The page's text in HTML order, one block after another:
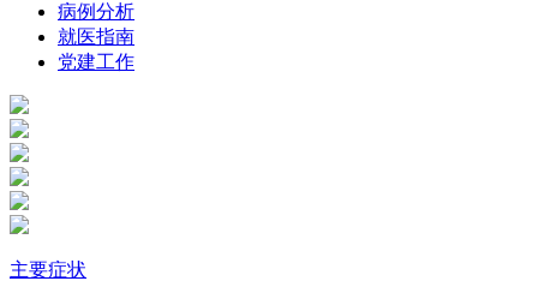
病例分析
就医指南
党建工作
主要症状